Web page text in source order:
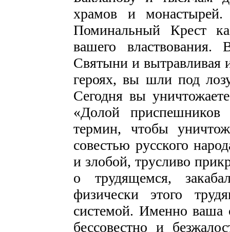
храмов и
Поминальный Крест
вашего
Святыни и вытравливая
героях, вы шли под
Сегодня вы
«Долой
термин, чтобы
совестью русского
и злобой, трусливо
о трудящемся,
физически этого
системой. Именно ваша
бессовестно и